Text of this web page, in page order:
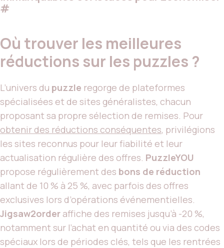
#
Où trouver les meilleures
réductions sur les puzzles ?
L’univers du puzzle regorge de plateformes
spécialisées et de sites généralistes, chacun
proposant sa propre sélection de remises. Pour
obtenir des réductions conséquentes, privilégions
les sites reconnus pour leur fiabilité et leur
actualisation régulière des offres. PuzzleYOU
propose régulièrement des bons de réduction
allant de 10 % à 25 %, avec parfois des offres
exclusives lors d’opérations événementielles.
Jigsaw2order affiche des remises jusqu’à -20 %,
notamment sur l’achat en quantité ou via des codes
spéciaux lors de périodes clés, tels que les rentrées